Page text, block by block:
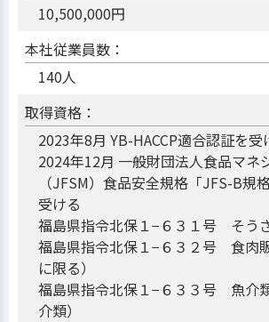
10,500,000円
本社従業員数：
140人
取得資格：
2023年8月 YB-HACCP適合認証を受
2024年12月 一般財団法人食品マネ
（JFSM）食品安全規格「JFS-B規
受ける
福島県指令北保１−６３１号 そう
福島県指令北保１−６３２号 食肉
に限る）
福島県指令北保１−６３３号 魚介
介類）